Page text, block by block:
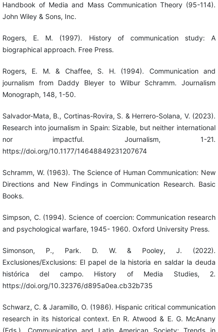
Handbook of Media and Mass Communication Theory (95-114).
John Wiley & Sons, Inc.
Rogers, E. M. (1997). History of communication study: A
biographical approach. Free Press.
Rogers, E. M. & Chaffee, S. H. (1994). Communication and
journalism from Daddy Bleyer to Wilbur Schramm. Journalism
Monograph, 148, 1-50.
Salvador-Mata, B., Cortinas-Rovira, S. & Herrero-Solana, V. (2023).
Research into journalism in Spain: Sizable, but neither international
nor impactful. Journalism, 1-21.
https://doi.org/10.1177/14648849231207674
Schramm, W. (1963). The Science of Human Communication: New
Directions and New Findings in Communication Research. Basic
Books.
Simpson, C. (1994). Science of coercion: Communication research
and psychological warfare, 1945- 1960. Oxford University Press.
Simonson, P., Park. D. W. & Pooley, J. (2022).
Exclusiones/Exclusions: El papel de la historia en saldar la deuda
histórica del campo. History of Media Studies, 2.
https://doi.org/10.32376/d895a0ea.cb32b735
Schwarz, C. & Jaramillo, O. (1986). Hispanic critical communication
research in its historical context. En R. Atwood & E. G. McAnany